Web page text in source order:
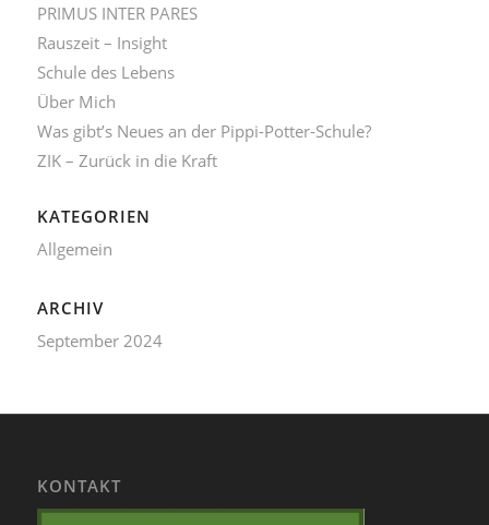
PRIMUS INTER PARES
Rauszeit – Insight
Schule des Lebens
Über Mich
Was gibt’s Neues an der Pippi-Potter-Schule?
ZIK – Zurück in die Kraft
KATEGORIEN
Allgemein
ARCHIV
September 2024
KONTAKT